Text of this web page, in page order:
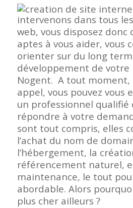
intervenons dans tous
web, vous disposez donc
aptes à vous aider, vous
orienter sur du long
développement de votre
Nogent. A tout moment,
appel, vous pouvez vous
un professionnel qualifié
répondre à votre
sont tout compris, elles
l’achat du nom de
l’hébergement, la
référencement naturel,
maintenance, le tout
abordable. Alors
plus cher ailleurs ?